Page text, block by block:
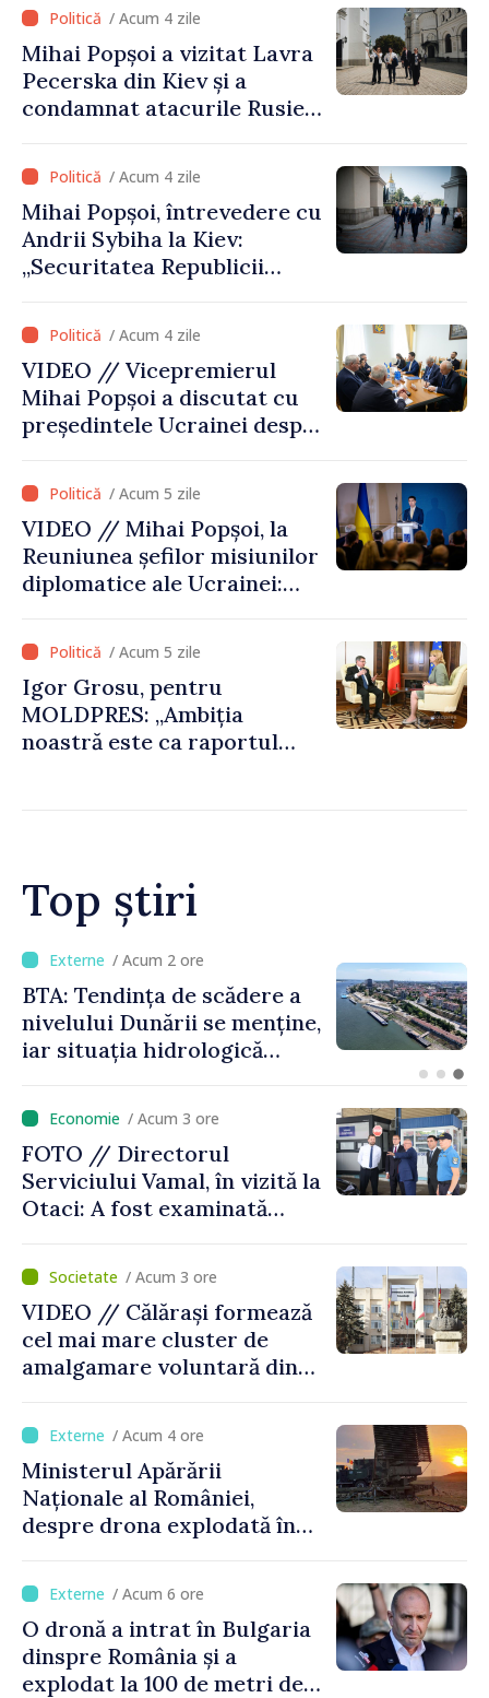
vizite a fost o eroare de
evaluare și de coordonare
instituțională”
/ Acum 4 zile
Mihai Popșoi a vizitat Lavra
Pecerska din Kiev și a
condamnat atacurile Rusiei
cultural al Ucrainei
/ Acum 4 zile
Mihai Popșoi, întrevedere cu
Andrii Sybiha la Kiev:
„Securitatea Republicii
de securitatea Ucrainei”
/ Acum 4 zile
VIDEO // Vicepremierul
Mihai Popșoi a discutat cu
președintele Ucrainei despre
hidrologice din bazinul
râului Nistru și proiecte
comune în infrastructură și
energie
/ Acum 5 zile
VIDEO // Mihai Popșoi, la
Reuniunea șefilor misiunilor
diplomatice ale Ucrainei:
alegerea. Ne-am alăturat
Ucrainei”/ Acum 5 zile
Igor Grosu, pentru
MOLDPRES: „Ambiția
noastră este ca raportul
Top știri
/ Acum 31 minute
Energocom a asigurat
necesarul de energie
electrică pentru 8 august.
cetățenii să reducă
consumul în orele de vârf
/ Acum 3 ore
FOTO // Directorul
Serviciului Vamal, în vizită la
Otaci: A fost examinată
control vamal cu un scanner
performant/ Acum 3 ore
VIDEO // Călărași formează
cel mai mare cluster de
amalgamare voluntară din
orășenesc a aprobat decizia
finală
/ Acum 4 ore
Ministerul Apărării
Naționale al României,
despre drona explodată în
nu au detectat niciun
vehicul aerian”
/ Acum 6 ore
O dronă a intrat în Bulgaria
dinspre România și a
explodat la 100 de metri de